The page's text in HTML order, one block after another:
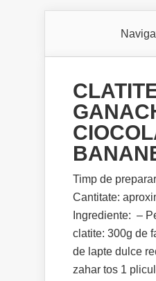
Timp de
Cantitate:
Ingrediente: –
clatite: 300g de
de lapte dulce
zahar tos 1